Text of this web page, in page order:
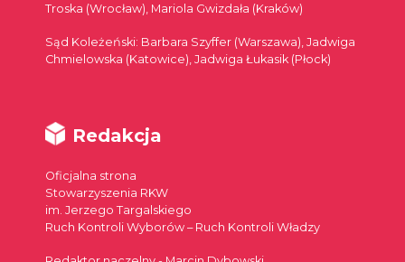
Troska (Wrocław), Mariola Gwizdała (Kraków)
Sąd Koleżeński: Barbara Szyffer (Warszawa), Jadwiga
Chmielowska (Katowice), Jadwiga Łukasik (Płock)
Redakcja
Oficjalna strona
Stowarzyszenia RKW
im. Jerzego Targalskiego
Ruch Kontroli Wyborów – Ruch Kontroli Władzy